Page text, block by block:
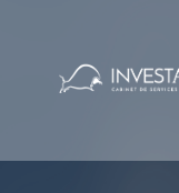
contenu